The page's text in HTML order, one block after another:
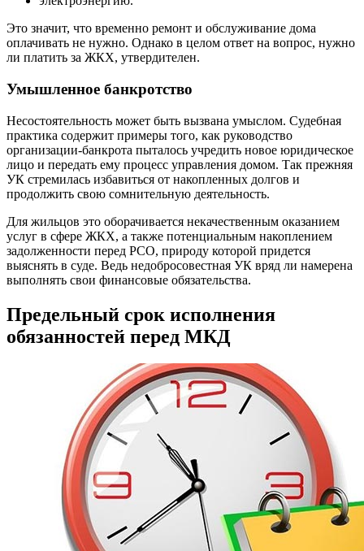
Это значит, что временно ремонт и обслуживание дома
оплачивать не нужно. Однако в целом ответ на вопрос, нужно
ли платить за ЖКХ, утвердителен.
Умышленное банкротство
Несостоятельность может быть вызвана умыслом. Судебная
практика содержит примеры того, как руководство
организации-банкрота пыталось учредить новое юридическое
лицо и передать ему процесс управления домом. Так прежняя
УК стремилась избавиться от накопленных долгов и
продолжить свою сомнительную деятельность.
Для жильцов это оборачивается некачественным оказанием
услуг в сфере ЖКХ, а также потенциальным накоплением
задолженности перед РСО, природу которой придется
выяснять в суде. Ведь недобросовестная УК вряд ли намерена
выполнять свои финансовые обязательства.
Предельный срок исполнения
обязанностей перед МКД